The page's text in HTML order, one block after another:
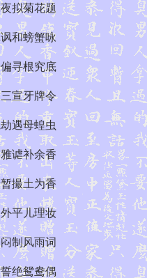
拟菊花题
和螃蟹咏
寻根究底
宣牙牌令
遇母蝗虫
谑补余香
撮土为香
平儿理妆
制风雨词
绝鸳鸯偶